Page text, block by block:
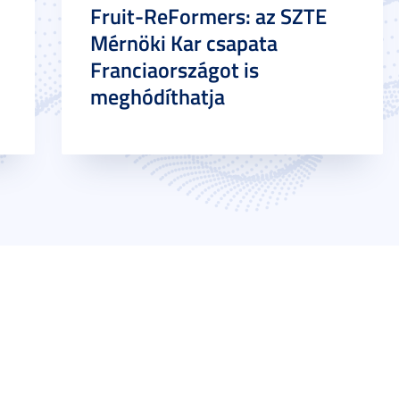
Fruit-ReFormers: az SZTE
Mérnöki Kar csapata
Franciaországot is
meghódíthatja